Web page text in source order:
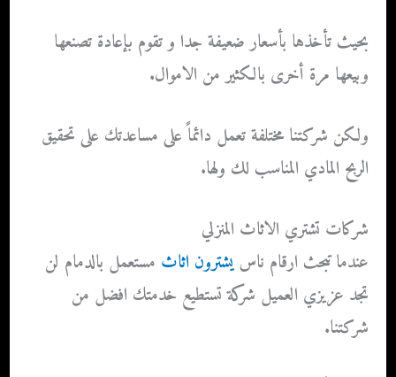
بحيث تأخذها بأسعار ضعيفة جدا و تقوم بإعادة تصنعها
وبيعها مرة أخرى بالكثير من الاموال.
ولكن شركتنا مختلفة تعمل دائماً على مساعدتك على تحقيق
الربح المادي المناسب لك ولها.
شركات تشتري الاثاث المنزلي
عندما تبحث ارقام ناسيشترون اثاث مستعمل بالدمام لن
‏تجد عزيزي العميل شركة تستطيع خدمتك افضل من
شركتنا.